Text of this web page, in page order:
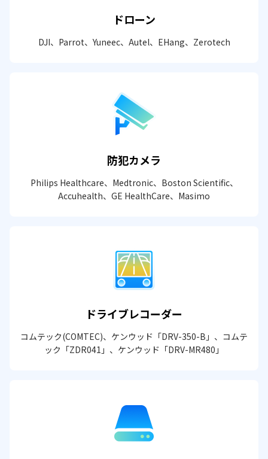
ドローン
DJI、Parrot、Yuneec、Autel、EHang、Zerotech
防犯カメラ
Philips Healthcare、Medtronic、Boston Scientific、
Accuhealth、GE HealthCare、Masimo
ドライブレコーダー
コムテック(COMTEC)、ケンウッド「DRV-350-B」、コムテ
ック「ZDR041」、ケンウッド「DRV-MR480」